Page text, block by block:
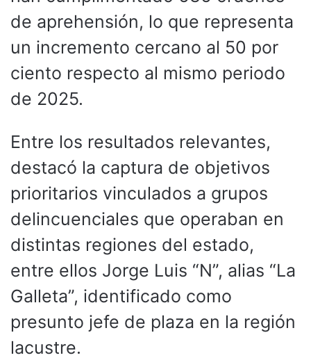
de aprehensión, lo que representa
un incremento cercano al 50 por
ciento respecto al mismo periodo
de 2025.
Entre los resultados relevantes,
destacó la captura de objetivos
prioritarios vinculados a grupos
delincuenciales que operaban en
distintas regiones del estado,
entre ellos Jorge Luis “N”, alias “La
Galleta”, identificado como
presunto jefe de plaza en la región
lacustre.